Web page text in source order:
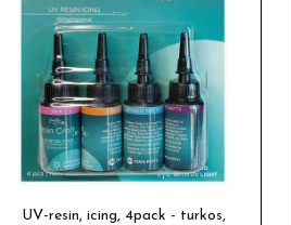
UV-resin, icing, 4pack - turkos,